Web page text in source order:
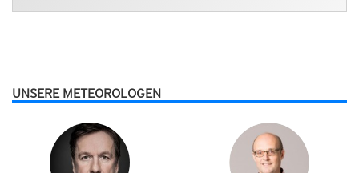
UNSERE METEOROLOGEN